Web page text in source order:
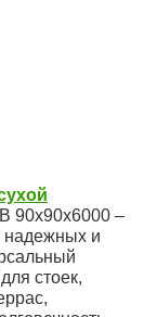
90x90x6000 –
надежных и
стоек,